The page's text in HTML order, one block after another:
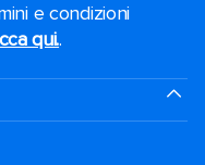
e condizioni
qui..